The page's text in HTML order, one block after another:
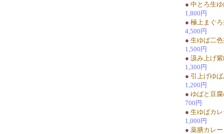
● 中とろ生
1,800円
● 極上まぐ
4,500円
● 生ゆば二
1,500円
● 汲み上げ
1,300円
● 引上げゆ
1,200円
● ゆばと豆
700円
● 生ゆばカ
1,000円
● 薬膳カレ